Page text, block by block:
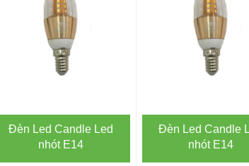
Đèn Led Candle Led
nhót E14
Đèn Led Candle
nhót E14